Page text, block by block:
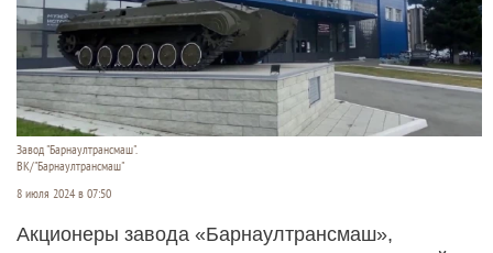
Завод "Барнаултрансмаш".
ВК/"Барнаултрансмаш"
8 июля 2024 в 07:50
Акционеры завода «Барнаултрансмаш»,